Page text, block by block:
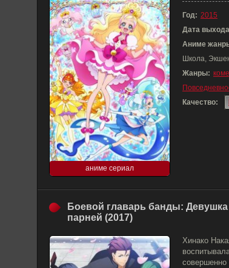
аниме сериал
Год: 2015
Дата
Аниме
Школа,
Жанры:
Качество:
Боевой главарь банды: Девушка
парней (2017)
Хинако
совершенно